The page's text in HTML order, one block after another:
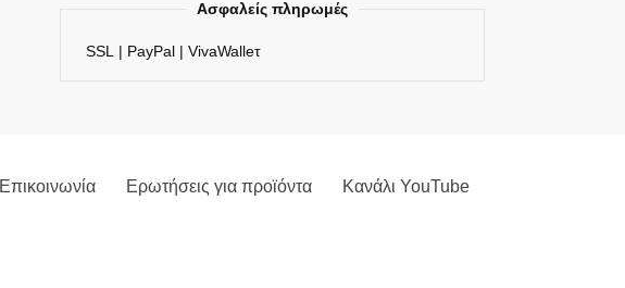
Ασφαλείς πληρωμές
SSL | PayPal | VivaWalleτ
Επικοινωνία Ερωτήσεις για προϊόντα Κανάλι YouTube